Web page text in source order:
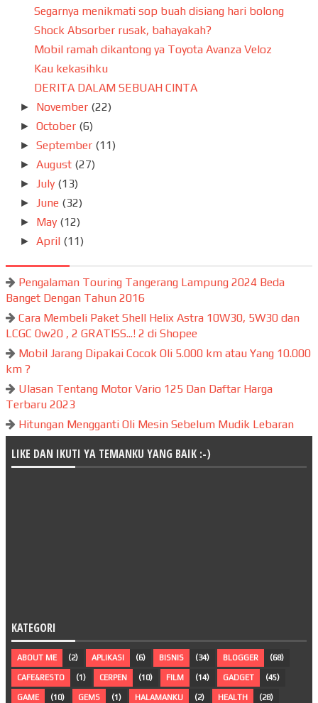
Segarnya menikmati sop buah disiang hari bolong
Shock Absorber rusak, bahayakah?
Mobil ramah dikantong ya Toyota Avanza Veloz
Kau kekasihku
DERITA DALAM SEBUAH CINTA
► November (22)
►October (6)
►September (11)
►August (27)
► July (13)
► June (32)
► May (12)
►April (11)
Pengalaman Touring Tangerang Lampung 2024 Beda
Banget Dengan Tahun 2016
Cara Membeli Paket Shell Helix Astra 10W30, 5W30 dan
LCGC 0w20 , 2 GRATISS...! 2 di Shopee
Mobil Jarang Dipakai Cocok Oli 5.000 km atau Yang 10.000
km ?
Ulasan Tentang Motor Vario 125 Dan Daftar Harga
Terbaru 2023
Hitungan Mengganti Oli Mesin Sebelum Mudik Lebaran
LIKE DAN IKUTI YA TEMANKU YANG BAIK :-)
KATEGORI
ABOUT ME (2) APLIKASI (6) BISNIS (34) BLOGGER (68)
CAFE&RESTO (1) CERPEN (10) FILM (14) GADGET (45)
GAME (10) GEMS (1) HALAMANKU (2) HEALTH (28)